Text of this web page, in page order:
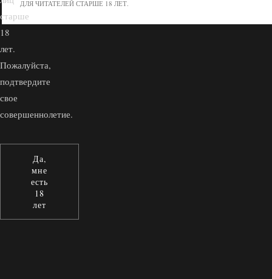
ДЛЯ ЧИТАТЕЛЕЙ СТАРШЕ 18 ЛЕТ.
старше
18
лет.
Пожалуйста,
подтвердите
свое
совершеннолетие.
Да,
мне
есть
18
лет